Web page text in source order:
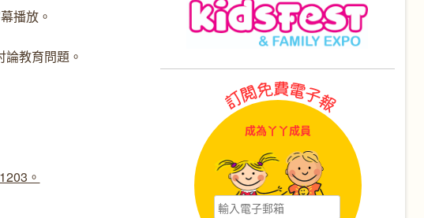
播放。
教育問題。
。
成為丫丫成員